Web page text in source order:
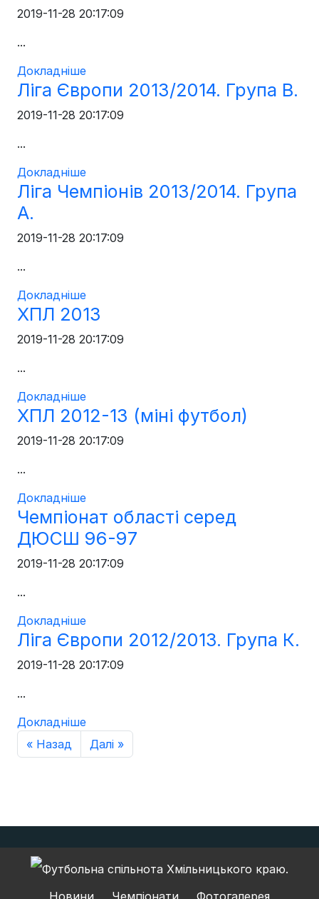
2019-11-28 20:17:09
...
Докладніше
Ліга Європи 2013/2014. Група B.
2019-11-28 20:17:09
...
Докладніше
Ліга Чемпіонів 2013/2014. Група
A.
2019-11-28 20:17:09
...
Докладніше
ХПЛ 2013
2019-11-28 20:17:09
...
Докладніше
ХПЛ 2012-13 (міні футбол)
2019-11-28 20:17:09
...
Докладніше
Чемпіонат області серед
ДЮСШ 96-97
2019-11-28 20:17:09
...
Докладніше
Ліга Європи 2012/2013. Група К.
2019-11-28 20:17:09
...
Докладніше
« Назад
Далі »